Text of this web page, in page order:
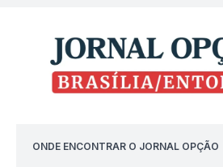
ONDE ENCONTRAR O JORNAL OPÇÃO